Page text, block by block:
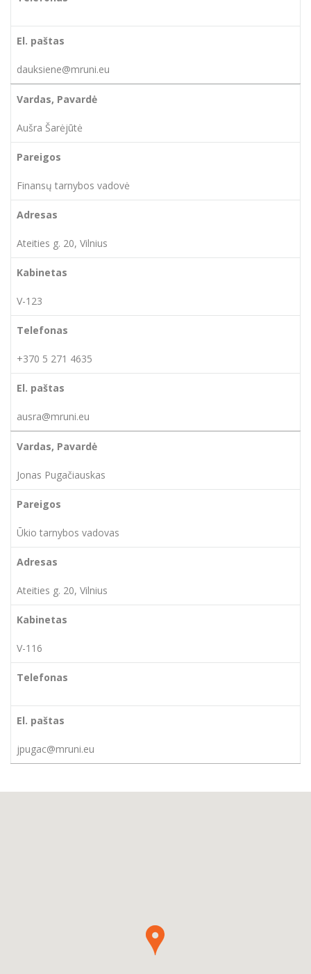
dauksiene@mruni.eu
Aušra Šarėjūtė
Finansų tarnybos vadovė
Ateities g. 20, Vilnius
V-123
+370 5 271 4635
ausra@mruni.eu
Jonas Pugačiauskas
Ūkio tarnybos vadovas
Ateities g. 20, Vilnius
V-116
jpugac@mruni.eu